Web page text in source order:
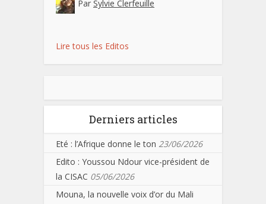
Par Sylvie Clerfeuille
Lire tous les Editos
Derniers articles
Eté : l’Afrique donne le ton 23/06/2026
Edito : Youssou Ndour vice-président de
la CISAC 05/06/2026
Mouna, la nouvelle voix d’or du Mali